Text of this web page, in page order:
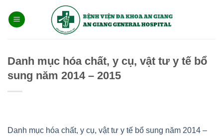
qua
Danh mục hóa chất, y cụ, vật tư y tế bổ
sung năm 2014 – 2015
Danh mục hóa chất, y cụ, vật tư y tế bổ sung năm 2014 –